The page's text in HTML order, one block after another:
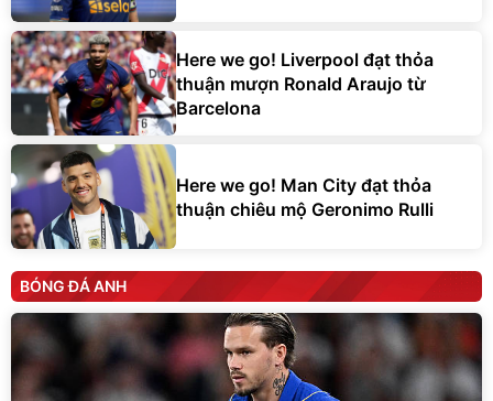
Here we go! Liverpool đạt thỏa
thuận mượn Ronald Araujo từ
Barcelona
Here we go! Man City đạt thỏa
thuận chiêu mộ Geronimo Rulli
BÓNG ĐÁ ANH